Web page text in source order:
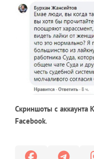
Скриншоты с аккаунта
Facebook.